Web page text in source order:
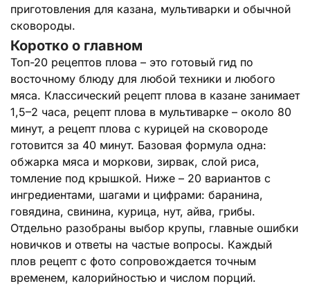
приготовления для казана, мультиварки и обычной
сковороды.
Коротко о главном
Топ-20 рецептов плова – это готовый гид по
восточному блюду для любой техники и любого
мяса. Классический рецепт плова в казане занимает
1,5–2 часа, рецепт плова в мультиварке – около 80
минут, а рецепт плова с курицей на сковороде
готовится за 40 минут. Базовая формула одна:
обжарка мяса и моркови, зирвак, слой риса,
томление под крышкой. Ниже – 20 вариантов с
ингредиентами, шагами и цифрами: баранина,
говядина, свинина, курица, нут, айва, грибы.
Отдельно разобраны выбор крупы, главные ошибки
новичков и ответы на частые вопросы. Каждый
плов рецепт с фото сопровождается точным
временем, калорийностью и числом порций.